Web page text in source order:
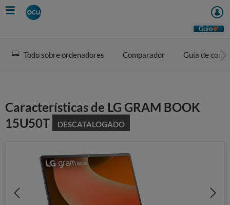
Skip
to
Guio
Todo sobre ordenadores Comparador Guía de
Características de LG GRAM BOOK
15U50T
DESCATALOGADO